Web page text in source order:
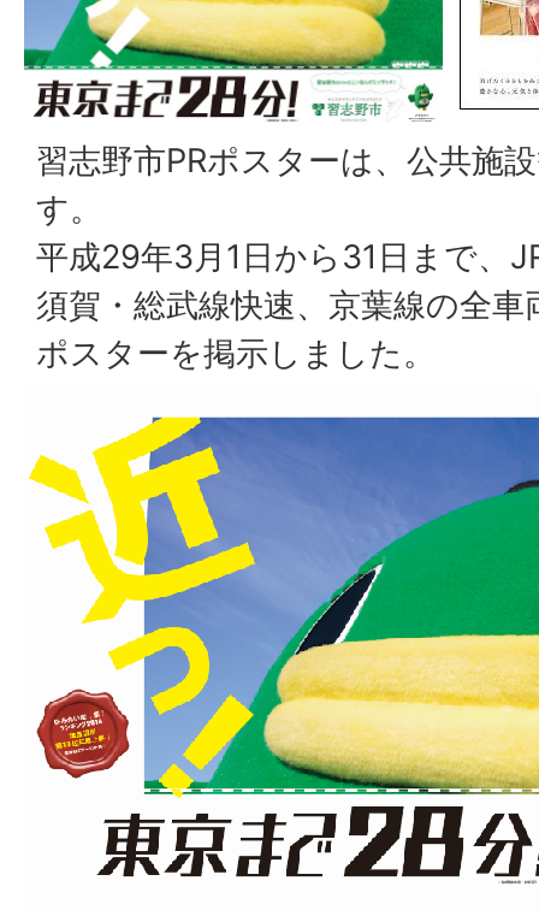
習志野市PRポスターは、公共施
す。
平成29年3月1日から31日まで、
須賀・総武線快速、京葉線の全車
ポスターを掲示しました。